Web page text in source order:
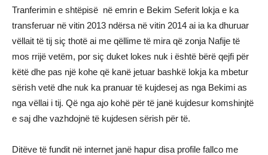
Tranferimin e shtëpisë në emrin e Bekim Seferit lokja e ka
transferuar në vitin 2013 ndërsa në vitin 2014 ai ia ka dhuruar
vëllait të tij siç thotë ai me qëllime të mira që zonja Nafije të
mos rrijë vetëm, por siç duket lokes nuk i është bërë qejfi për
këtë dhe pas një kohe që kanë jetuar bashkë lokja ka mbetur
sërish vetë dhe nuk ka pranuar të kujdesej as nga Bekimi as
nga vëllai i tij. Që nga ajo kohë për të janë kujdesur komshinjtë
e saj dhe vazhdojnë të kujdesen sërish për të.
Ditëve të fundit në internet janë hapur disa profile fallco me